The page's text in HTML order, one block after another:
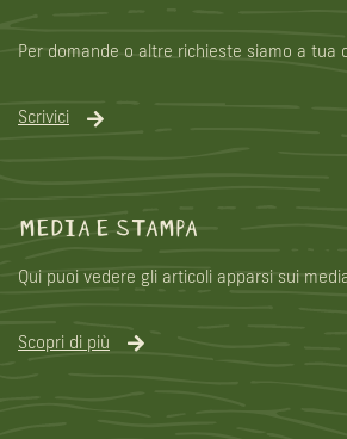
Per domande o altre richieste siamo a tua
Scrivici
MEDIA E STAMPA
Qui puoi vedere gli articoli apparsi sui
Scopri di più